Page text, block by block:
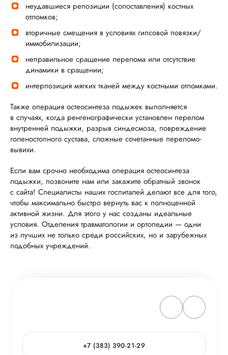
неудавшиеся репозиции (сопоставления) костных
отломков;
вторичные смещения в условиях гипсовой повязки/
иммобилизации;
неправильное сращение перелома или отсутствие
динамики в сращении;
интерпозиция мягких тканей между костными отломками.
Также операция остеосинтеза лодыжек выполняется
в случаях, когда ренгенографически установлен перелом
внутренней лодыжки, разрыв синдесмоза, повреждение
голеностопного сустава, сложные сочетанные переломо-
вывихи.
Если вам срочно необходима операция остеосинтеза
лодыжки, позвоните нам или закажите обратный звонок
с сайта! Специалисты наших госпиталей делают все для того,
чтобы максимально быстро вернуть вас к полноценной
активной жизни. Для этого у нас созданы идеальные
условия. Отделения травматологии и ортопедии — одни
из лучших не только среди российских, но и зарубежных
подобных учреждений.
+7 (383) 390-21-29